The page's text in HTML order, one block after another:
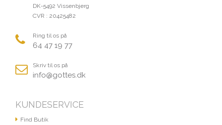
DK-5492 Vissenbjerg
CVR : 20425482
Ring til os på
64 47 19 77
Skriv til os på
info@gottes.dk
KUNDESERVICE
Find Butik